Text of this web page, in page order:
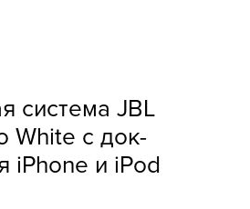
система JBL
White с док-
iPhone и iPod